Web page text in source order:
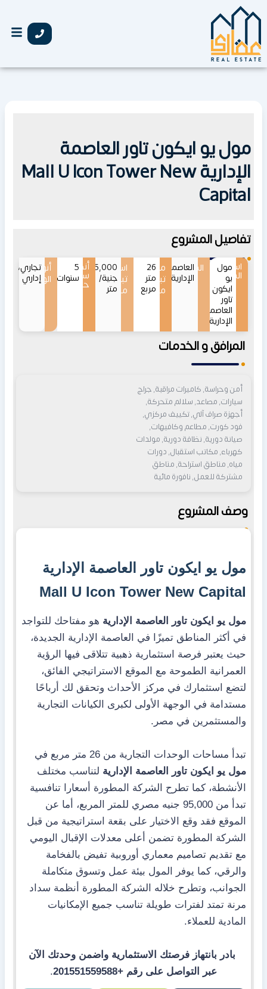
تخطي
إلى
مول يو ايكون تاور العاصمة
الإدارية Mall U Icon Tower New
Capital
تفاصيل المشروع
اسم
المشروع
مول
يو
ايكون
تاور
العاصمة
الإدارية
الموقع
العاصمة
الإدارية
مساحات
تبدأ
من
26
متر
مربع
اسعار
تبدأ
من
95,000
جنية/
متر
أنظمة
سداد
حتى
5
سنوات
أنواع
الوحدات
تجاري،
إداري
المرافق و الخدمات
أمن وحراسة, كاميرات مراقبة, جراج
سيارات, مصاعد, سلالم متحركة,
أجهزة صراف آلي, تكييف مركزي,
فود كورت, مطاعم وكافيهات,
صيانة دورية, نظافة دورية, مولدات
كهرباء, مكاتب استقبال, دورات
مياه, مناطق استراحة, مناطق
مشتركة للعمل, نافورة مائية
وصف المشروع
مول يو ايكون تاور العاصمة الإدارية
Mall U Icon Tower New Capital
مول يو ايكون تاور العاصمة الإدارية هو مفتاحك للتواجد
في أكثر المناطق تميزًا في العاصمة الإدارية الجديدة،
حيث يعتبر فرصة استثمارية ذهبية تتلاقى فيها الرؤية
العمرانية الطموحة مع الموقع الاستراتيجي الفائق،
لتضع استثمارك في مركز الأحداث وتحقق لك أرباحًا
مستدامة في الوجهة الأولى لكبرى الكيانات التجارية
والمستثمرين في مصر.
تبدأ مساحات الوحدات التجارية من 26 متر مربع في
مول يو ايكون تاور العاصمة الإدارية لتناسب مختلف
الأنشطة، كما تطرح الشركة المطورة أسعارا تنافسية
تبدأ من 95,000 جنيه مصري للمتر المربع، أما عن
الموقع فقد وقع الاختيار على بقعة استراتيجية من قبل
الشركة المطورة تضمن أعلى معدلات الإقبال اليومي
مع تقديم تصاميم معماري أوروبية تفيض بالفخامة
والرقي، كما يوفر المول بيئة عمل وتسوق متكاملة
الجوانب، وتطرح خلاله الشركة المطورة أنظمة سداد
مرنة تمتد لفترات طويلة تناسب جميع الإمكانيات
المادية للعملاء.
بادر بانتهاز فرصتك الاستثمارية واضمن وحدتك الآن
عبر التواصل على رقم +201551559588
.